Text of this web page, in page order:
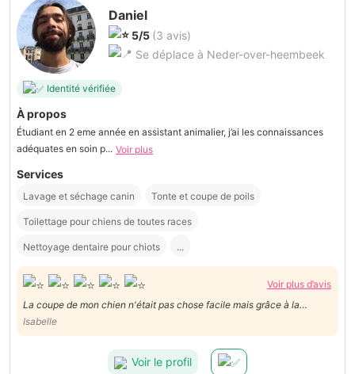
Daniel
5/5 (3 avis)
Se déplace à Neder-over-heembeek
Identité vérifiée
À propos
Étudiant en 2 eme année en assistant animalier, j’ai les connaissances
adéquates en soin p... Voir plus
Services
Lavage et séchage canin Tonte et coupe de poils
Toilettage pour chiens de toutes races
Nettoyage dentaire pour chiots ...
Voir plus d’avis
La coupe de mon chien n'était pas chose facile mais grâce à la
patience et la gentillesse de Daniel, Bouli a été bien toiletté. A
recommander.
Isabelle
Voir le profil